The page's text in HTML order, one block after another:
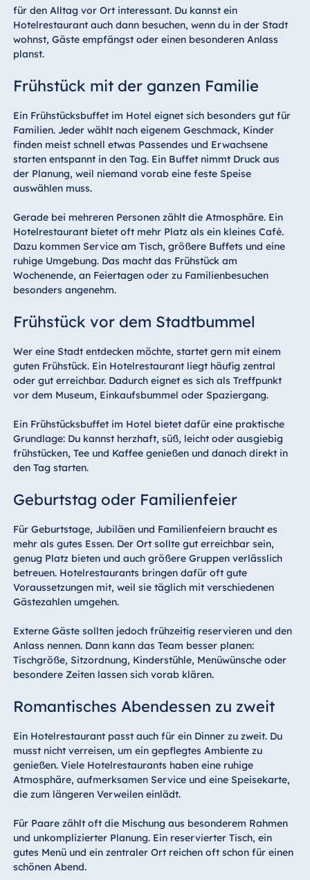
für den Alltag vor Ort interessant. Du kannst ein
Hotelrestaurant auch dann besuchen, wenn du in der Stadt
wohnst, Gäste empfängst oder einen besonderen Anlass
planst.
Frühstück mit der ganzen Familie
Ein Frühstücksbuffet im Hotel eignet sich besonders gut für
Familien. Jeder wählt nach eigenem Geschmack, Kinder
finden meist schnell etwas Passendes und Erwachsene
starten entspannt in den Tag. Ein Buffet nimmt Druck aus
der Planung, weil niemand vorab eine feste Speise
auswählen muss.
Gerade bei mehreren Personen zählt die Atmosphäre. Ein
Hotelrestaurant bietet oft mehr Platz als ein kleines Café.
Dazu kommen Service am Tisch, größere Buffets und eine
ruhige Umgebung. Das macht das Frühstück am
Wochenende, an Feiertagen oder zu Familienbesuchen
besonders angenehm.
Frühstück vor dem Stadtbummel
Wer eine Stadt entdecken möchte, startet gern mit einem
guten Frühstück. Ein Hotelrestaurant liegt häufig zentral
oder gut erreichbar. Dadurch eignet es sich als Treffpunkt
vor dem Museum, Einkaufsbummel oder Spaziergang.
Ein Frühstücksbuffet im Hotel bietet dafür eine praktische
Grundlage: Du kannst herzhaft, süß, leicht oder ausgiebig
frühstücken, Tee und Kaffee genießen und danach direkt in
den Tag starten.
Geburtstag oder Familienfeier
Für Geburtstage, Jubiläen und Familienfeiern braucht es
mehr als gutes Essen. Der Ort sollte gut erreichbar sein,
genug Platz bieten und auch größere Gruppen verlässlich
betreuen. Hotelrestaurants bringen dafür oft gute
Voraussetzungen mit, weil sie täglich mit verschiedenen
Gästezahlen umgehen.
Externe Gäste sollten jedoch frühzeitig reservieren und den
Anlass nennen. Dann kann das Team besser planen:
Tischgröße, Sitzordnung, Kinderstühle, Menüwünsche oder
besondere Zeiten lassen sich vorab klären.
Romantisches Abendessen zu zweit
Ein Hotelrestaurant passt auch für ein Dinner zu zweit. Du
musst nicht verreisen, um ein gepflegtes Ambiente zu
genießen. Viele Hotelrestaurants haben eine ruhige
Atmosphäre, aufmerksamen Service und eine Speisekarte,
die zum längeren Verweilen einlädt.
Für Paare zählt oft die Mischung aus besonderem Rahmen
und unkomplizierter Planung. Ein reservierter Tisch, ein
gutes Menü und ein zentraler Ort reichen oft schon für einen
schönen Abend.